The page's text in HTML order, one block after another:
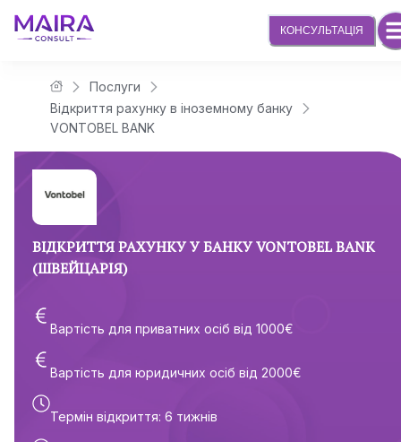
Юридична компанія Maira Consult
Послуги
Відкриття рахунку в іноземному банку
VONTOBEL BANK
ВІДКРИТТЯ РАХУНКУ У БАНКУ VONTOBEL BANK
(ШВЕЙЦАРІЯ)
Вартість для приватних осіб від 1000€
Вартість для юридичних осіб від 2000€
Термін відкриття: 6 тижнів
КОНСУЛЬТАЦІЯ